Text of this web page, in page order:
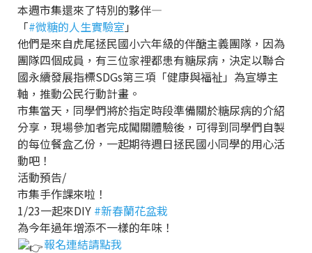
本週市集還來了特別的夥伴—
「#微糖的人生實驗室 」
他們是來自虎尾拯民國小六年級的伴醣主義團隊，因為
團隊四個成員，有三位家裡都患有糖尿病，決定以聯合
國永續發展指標SDGs第三項「健康與福祉」為宣導主
軸，推動公民行動計畫。
市集當天，同學們將於指定時段準備關於糖尿病的介紹
分享，現場參加者完成闖關體驗後，可得到同學們自製
的每位餐盒乙份，一起期待週日拯民國小同學的用心活
動吧！
活動預告/
市集手作課來啦！
1/23一起來DIY #新春蘭花盆栽
為今年過年增添不一樣的年味！
報名連結請點我